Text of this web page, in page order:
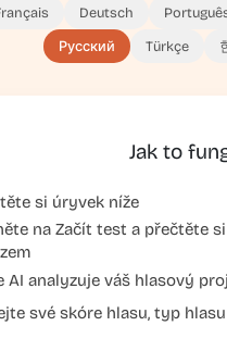
Deutsch
Русский Türkçe
Jak to
si úryvek níže
na Začít test a přečtěte
AI analyzuje váš hlasový
své skóre hlasu, typ